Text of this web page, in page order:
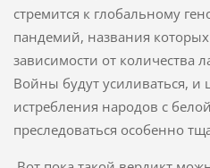
стремится к глобальному
пандемий, названия которых
зависимости от количества
Войны будут усиливаться, и
истребления народов с
преследоваться особенно